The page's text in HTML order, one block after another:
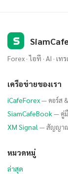
S
Forex · ไอที · AI ·
เครือข่ายของเรา
iCafeForex— คอร์ส
SiamCafeBook— คู่มื
XM Signal — สัญญาณ
หมวดหมู่
ล่าสุด